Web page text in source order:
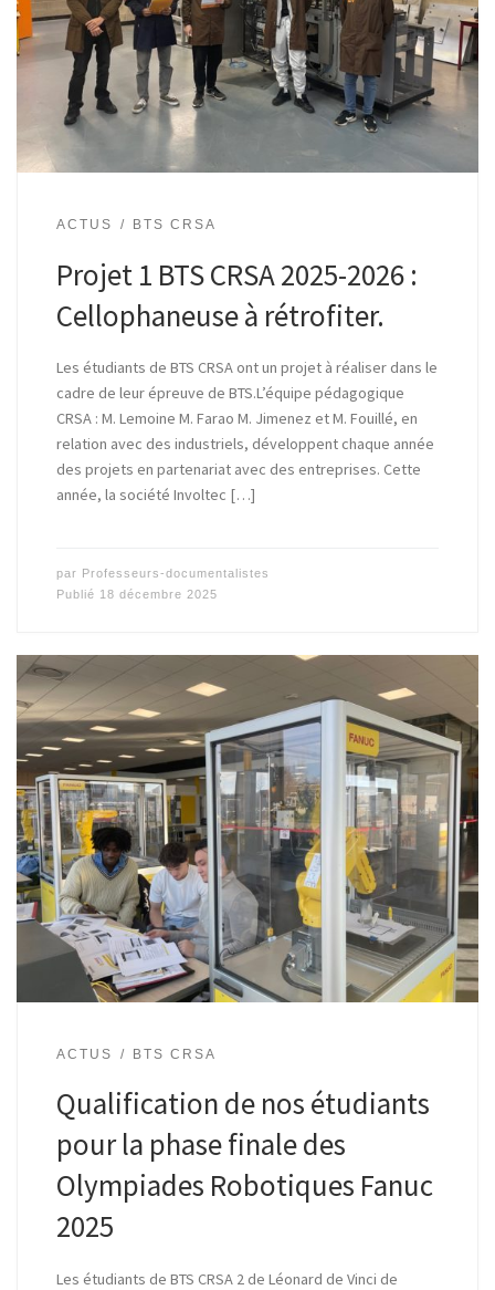
ACTUS BTS CRSA
Projet 1 BTS CRSA 2025-2026 :
Cellophaneuse à rétrofiter.
Les étudiants de BTS CRSA ont un projet à réaliser dans le
cadre de leur épreuve de BTS.L’équipe pédagogique
CRSA : M. Lemoine M. Farao M. Jimenez et M. Fouillé, en
relation avec des industriels, développent chaque année
des projets en partenariat avec des entreprises. Cette
année, la société Involtec […]
par Professeurs-documentalistes
Publié 18 décembre 2025
ACTUS BTS CRSA
Qualification de nos étudiants
pour la phase finale des
Olympiades Robotiques Fanuc
2025
Les étudiants de BTS CRSA 2 de Léonard de Vinci de